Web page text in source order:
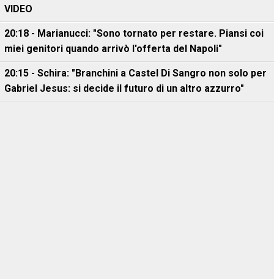
VIDEO
20:18 - Marianucci: "Sono tornato per restare. Piansi coi
miei genitori quando arrivò l'offerta del Napoli"
20:15 - Schira: "Branchini a Castel Di Sangro non solo per
Gabriel Jesus: si decide il futuro di un altro azzurro"